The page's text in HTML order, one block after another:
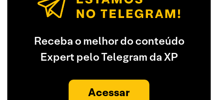
Receba o melhor do conteúdo
Expert pelo Telegram da XP
Acessar